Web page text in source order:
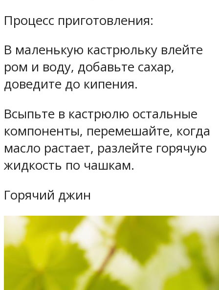
Процесс приготовления:
В маленькую кастрюльку влейте
ром и воду, добавьте сахар,
доведите до кипения.
Всыпьте в кастрюлю остальные
компоненты, перемешайте, когда
масло растает, разлейте горячую
жидкость по чашкам.
Горячий джин